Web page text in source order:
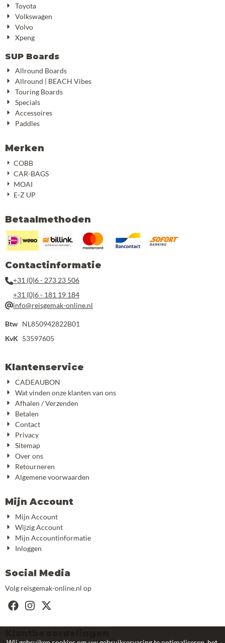
Toyota
Volkswagen
Volvo
Xpeng
SUP Boards
Allround Boards
Allround | BEACH Vibes
Touring Boards
Specials
Accessoires
Paddles
Merken
COBB
CAR-BAGS
MOAI
E-Z UP
Betaalmethoden
Contactinformatie
+31 (0)6 - 273 23 506
+31 (0)6 - 181 19 184
info@reisgemak-online.nl
Btw NL850942822B01
KvK 53597605
Klantenservice
CADEAUBON
Wat vinden onze klanten van ons
Afhalen / Verzenden
Betalen
Contact
Privacy
Sitemap
Over ons
Retourneren
Algemene voorwaarden
Mijn Account
Mijn Account
Wijzig Account
Mijn Accountinformatie
Inloggen
Social Media
Volg reisgemak-online.nl op